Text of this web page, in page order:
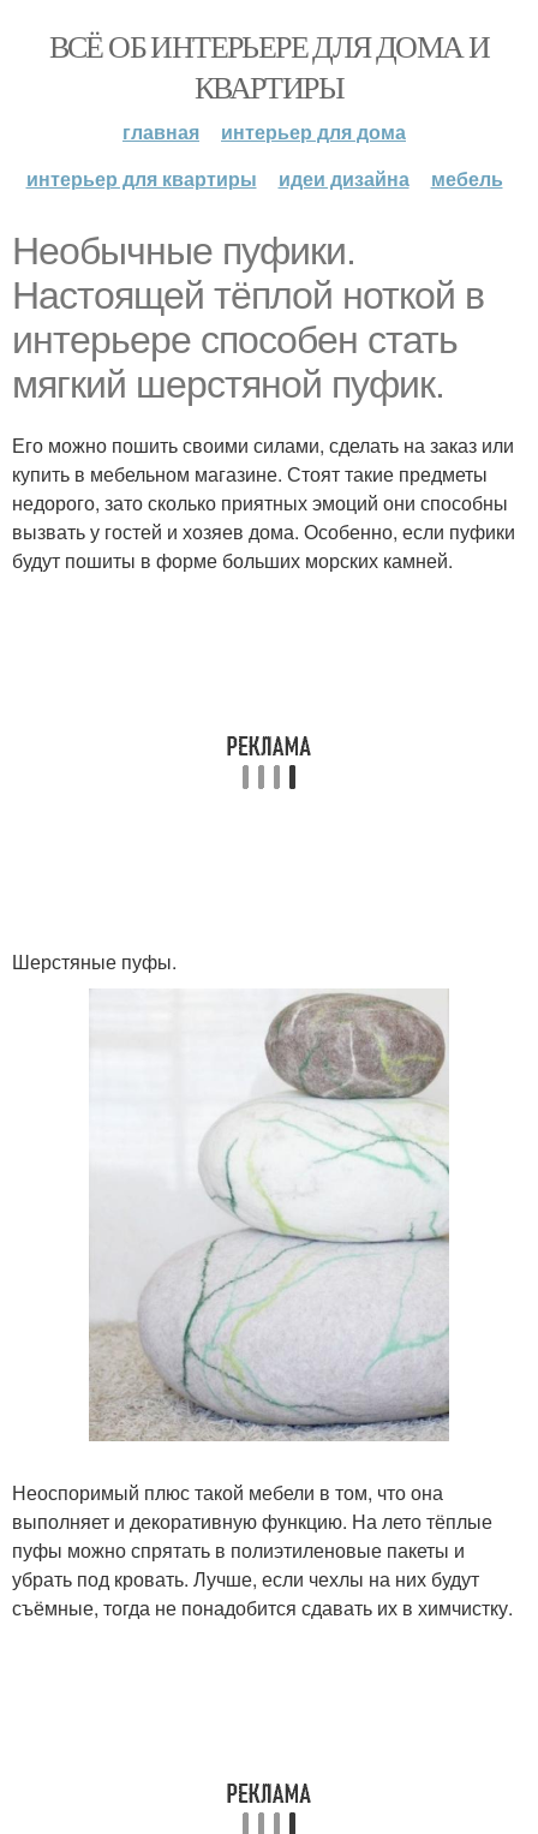
ВСЁ ОБ ИНТЕРЬЕРЕ ДЛЯ ДОМА И
КВАРТИРЫ
главная
интерьер для дома
интерьер для квартиры
идеи дизайна мебель
Необычные пуфики.
Настоящей тёплой ноткой в
интерьере способен стать
мягкий шерстяной пуфик.
Его можно пошить своими силами, сделать на заказ или
купить в мебельном магазине. Стоят такие предметы
недорого, зато сколько приятных эмоций они способны
вызвать у гостей и хозяев дома. Особенно, если пуфики
будут пошиты в форме больших морских камней.
Шерстяные пуфы.
Неоспоримый плюс такой мебели в том, что она
выполняет и декоративную функцию. На лето тёплые
пуфы можно спрятать в полиэтиленовые пакеты и
убрать под кровать. Лучше, если чехлы на них будут
съёмные, тогда не понадобится сдавать их в химчистку.